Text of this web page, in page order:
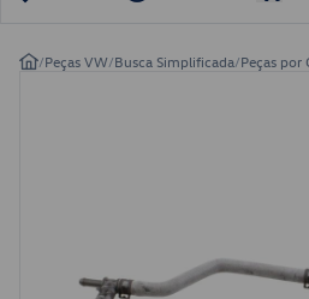
/Peças VW/Busca Simplificada/Peças por